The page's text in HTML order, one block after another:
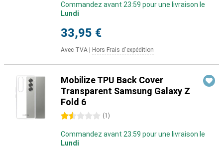
Commandez avant 23:59 pour une livraison le
Lundi
33,95 €
Avec TVA Hors Frais d'expédition
Mobilize TPU Back Cover
Transparent Samsung Galaxy Z
Fold 6
1.5 étoiles (1 )
Commandez avant 23:59 pour une livraison le
Lundi